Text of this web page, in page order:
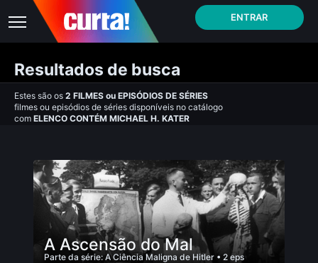
ENTRAR
Resultados de busca
Estes são os 2 FILMES ou EPISÓDIOS DE SÉRIES
filmes ou episódios de séries disponíveis no catálogo
com ELENCO CONTÉM MICHAEL H. KATER
A Ascensão do Mal
Parte da série: A Ciência Maligna de Hitler • 2 eps